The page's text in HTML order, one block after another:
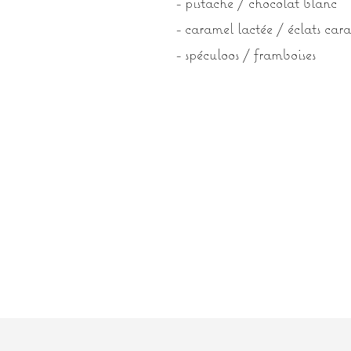
- caramel lactée / éclats
- spéculoos / framboises